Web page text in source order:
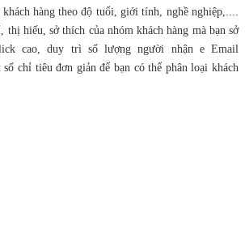
hàng theo độ tuổi, giới tính, nghề nghiệp,....
thị hiếu, sở thích của nhóm khách hàng mà bạn sở
cao, duy trì số lượng người nhận e Email
chỉ tiêu đơn giản để bạn có thể phân loại khách